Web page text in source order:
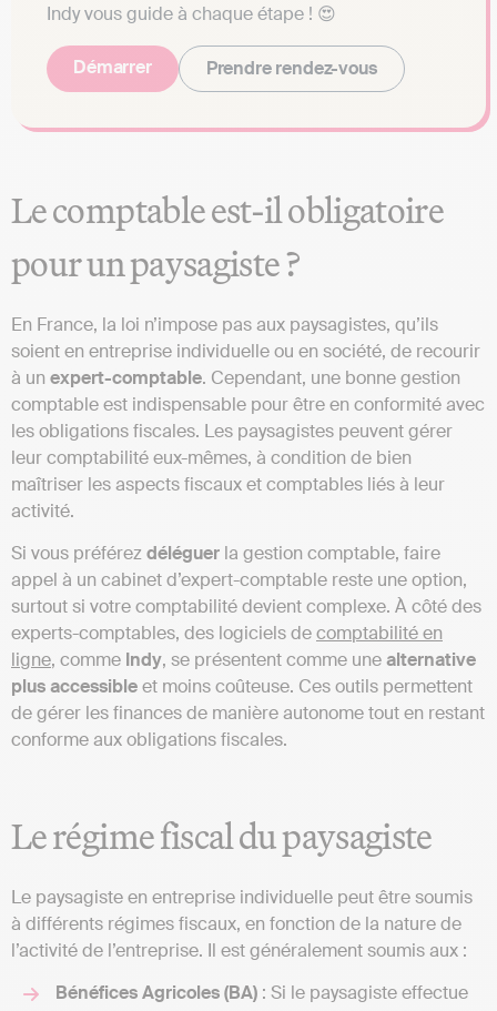
Indy vous guide à chaque étape ! 😍
Démarrer Prendre rendez-vous
Le comptable est-il obligatoire
pour un paysagiste ?
En France, la loi n’impose pas aux paysagistes, qu’ils
soient en entreprise individuelle ou en société, de recourir
à un expert-comptable. Cependant, une bonne gestion
comptable est indispensable pour être en conformité avec
les obligations fiscales. Les paysagistes peuvent gérer
leur comptabilité eux-mêmes, à condition de bien
maîtriser les aspects fiscaux et comptables liés à leur
activité.
Si vous préférezdéléguer la gestion comptable, faire
appel à un cabinet d’expert-comptable reste une option,
surtout si votre comptabilité devient complexe. À côté des
experts-comptables, des logiciels decomptabilité en
ligne, comme Indy, se présentent comme unealternative
plusaccessibleet moins coûteuse. Ces outils permettent
de gérer les finances de manière autonome tout en restant
conforme aux obligations fiscales.
Le régime fiscal du paysagiste
Le paysagiste en entreprise individuelle peut être soumis
à différents régimes fiscaux, en fonction de la nature de
l’activité de l’entreprise. Il est généralement soumis aux :
Bénéfices Agricoles (BA) : Si le paysagiste effectue